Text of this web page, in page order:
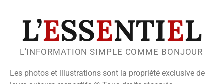
L’ESSENTIEL
L’INFORMATION SIMPLE COMME BONJOUR
Les photos et illustrations sont la propriété exclusive de